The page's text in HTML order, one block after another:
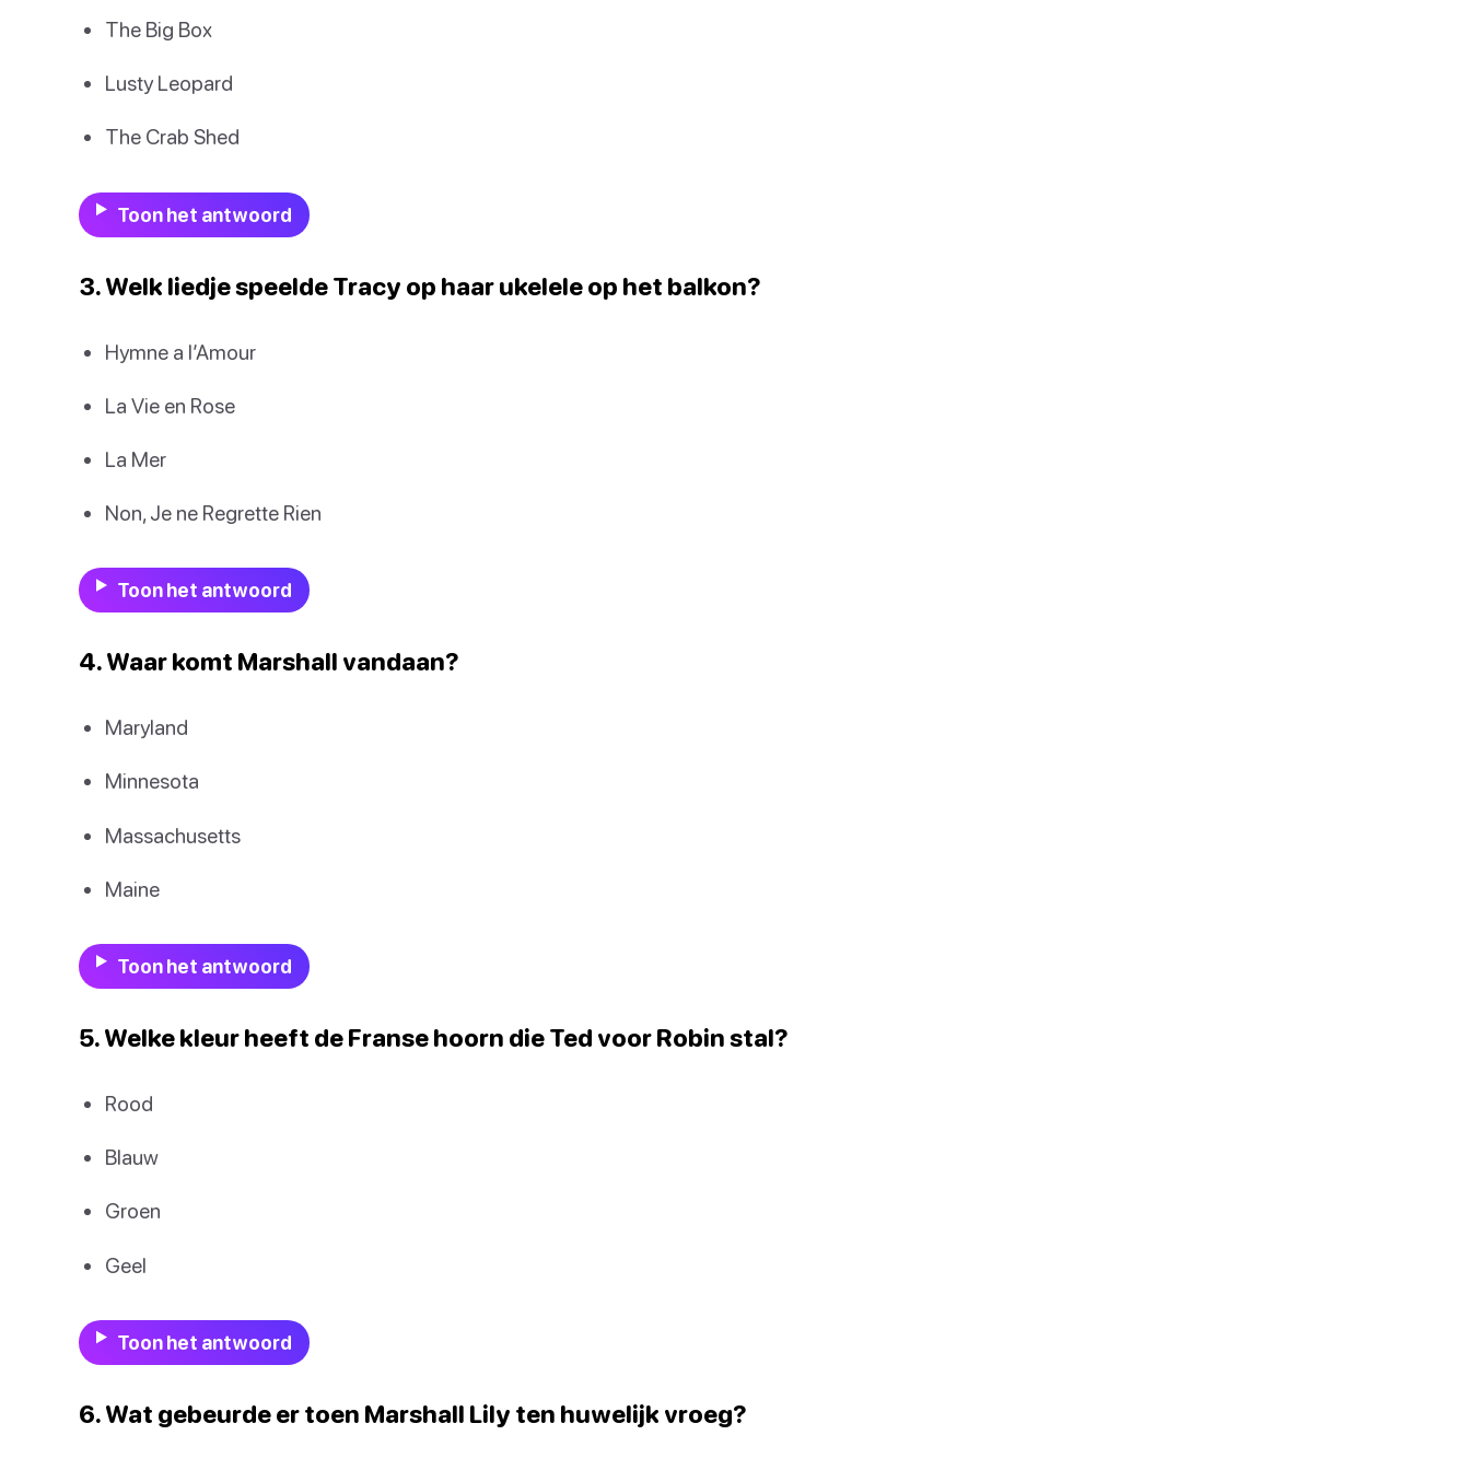
The Big Box
Lusty Leopard
The Crab Shed
Toon het antwoord
3. Welk liedje speelde Tracy op haar ukelele op het balkon?
Hymne a l’Amour
La Vie en Rose
La Mer
Non, Je ne Regrette Rien
Toon het antwoord
4. Waar komt Marshall vandaan?
Maryland
Minnesota
Massachusetts
Maine
Toon het antwoord
5. Welke kleur heeft de Franse hoorn die Ted voor Robin stal?
Rood
Blauw
Groen
Geel
Toon het antwoord
6. Wat gebeurde er toen Marshall Lily ten huwelijk vroeg?